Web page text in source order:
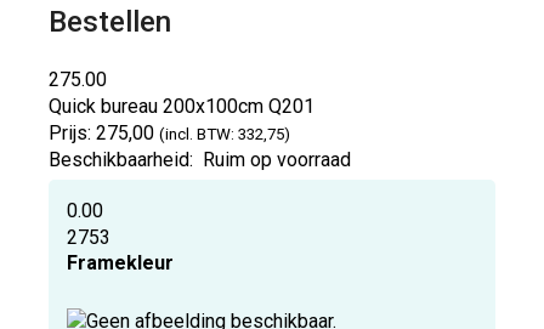
Bestellen
275.00
Quick bureau 200x100cmQ201
Prijs: 275,00 (incl. BTW: 332,75)
Beschikbaarheid: Ruim op voorraad
0.00
2753
Framekleur